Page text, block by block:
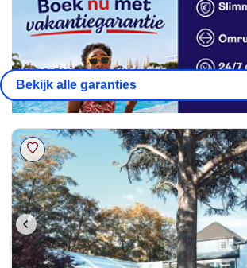
Bekijk alle garanties